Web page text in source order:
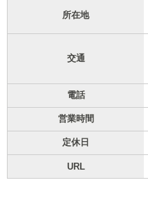
所在地
交通
電話
営業時間
定休日
URL